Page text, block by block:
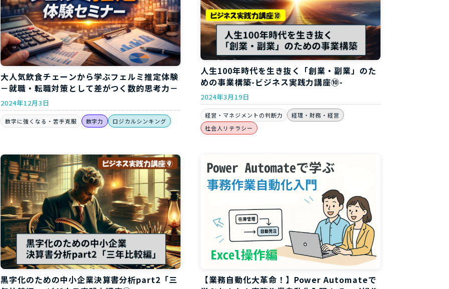
大人気飲食チェーンから学ぶフェルミ推定体験
－就職・転職対策として差がつく数的思考力－
2024年12月3日
数字に強くなる・苦手克服 数字力 ロジカルシンキング
人生100年時代を生き抜く「創業・副業」のた
めの事業構築-ビジネス実践力講座⑩-
2024年3月19日
経営・マネジメントの判断力
経理・財務・経営
社会人リテラシー
黒字化のための中小企業決算書分析part2「三
【業務自動化大革命！】Power Automateで